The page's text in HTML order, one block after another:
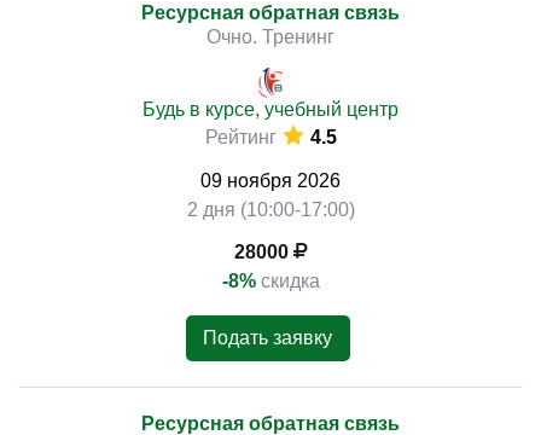
Ресурсная обратная связь
Очно. Тренинг
Будь в курсе, учебный центр
Рейтинг
4.5
09 ноября 2026
2 дня (10:00-17:00)
28000
-8% скидка
Подать заявку
Ресурсная обратная связь